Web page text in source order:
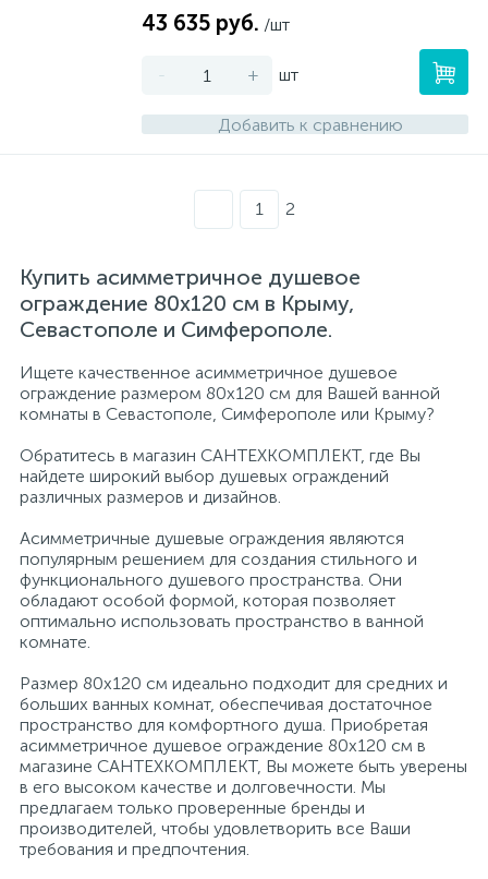
43 635 руб. /шт
- + шт
Добавить к сравнению
1 2
Купить асимметричное душевое
ограждение 80х120 см в Крыму,
Севастополе и Симферополе.
Ищете качественное асимметричное душевое
ограждение размером 80х120 см для Вашей ванной
комнаты в Севастополе, Симферополе или Крыму?
Обратитесь в магазин САНТЕХКОМПЛЕКТ, где Вы
найдете широкий выбор душевых ограждений
различных размеров и дизайнов.
Асимметричные душевые ограждения являются
популярным решением для создания стильного и
функционального душевого пространства. Они
обладают особой формой, которая позволяет
оптимально использовать пространство в ванной
комнате.
Размер 80х120 см идеально подходит для средних и
больших ванных комнат, обеспечивая достаточное
пространство для комфортного душа. Приобретая
асимметричное душевое ограждение 80х120 см в
магазине САНТЕХКОМПЛЕКТ, Вы можете быть уверены
в его высоком качестве и долговечности. Мы
предлагаем только проверенные бренды и
производителей, чтобы удовлетворить все Ваши
требования и предпочтения.